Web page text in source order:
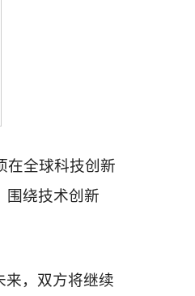
在全球科技创新
围绕技术创新
来，双方将继续